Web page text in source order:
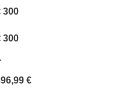
300
300
€